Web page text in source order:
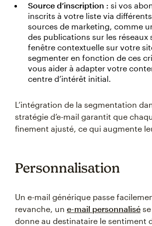
Source d’inscription : si vos
inscrits à votre liste via
sources de marketing, comme
des publications sur les réseaux
fenêtre contextuelle sur votre
segmenter en fonction de ces
vous aider à adapter votre
centre d’intérêt initial.
L’intégration de la segmentation
stratégie d’e-mail garantit que
finement ajusté, ce qui augmente
Personnalisation
Un e-mail générique passe
revanche, un e-mail personnalisé
donne au destinataire le sentiment